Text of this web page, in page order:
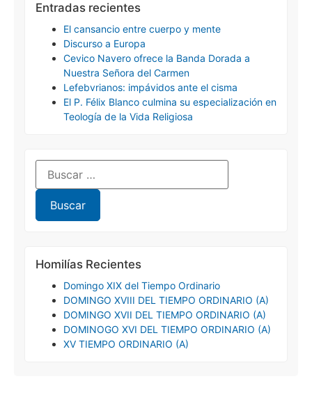
Entradas recientes
El cansancio entre cuerpo y mente
Discurso a Europa
Cevico Navero ofrece la Banda Dorada a
Nuestra Señora del Carmen
Lefebvrianos: impávidos ante el cisma
El P. Félix Blanco culmina su especialización en
Teología de la Vida Religiosa
Homilías Recientes
Domingo XIX del Tiempo Ordinario
DOMINGO XVIII DEL TIEMPO ORDINARIO (A)
DOMINGO XVII DEL TIEMPO ORDINARIO (A)
DOMINOGO XVI DEL TIEMPO ORDINARIO (A)
XV TIEMPO ORDINARIO (A)